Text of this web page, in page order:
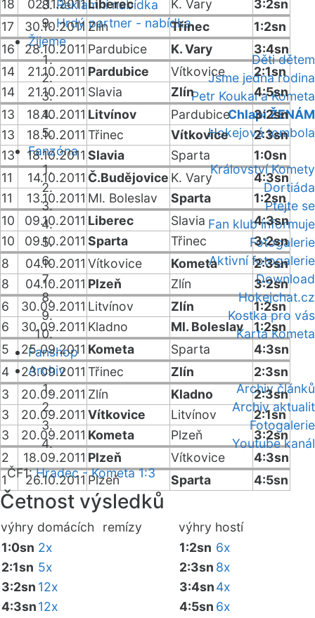
Reklamní nabídka
Hrdý partner - nabídka
Žijeme
Děti dětem
Jsme jedna rodina
Petr Koukal a Kometa
Chlapi ŽENÁM
Hokejová tombola
Fanzóna
Království Komety
Dortiáda
Ptejte se
Fan klub informuje
Fotogalerie
Aktivní fotogalerie
Download
Hokejchat.cz
Kostka pro vás
Karta Kometa
Fanshop
Archiv
Archiv článků
Archiv aktualit
Fotogalerie
Youtube kanál
ČF1:Hradec - Kometa 1:3
18
02.11.2011Liberec K. Vary
3:2sn
17
30.10.2011 Zlín Třinec
1:2sn
16
28.10.2011 Pardubice K. Vary
3:4sn
14
21.10.2011 Pardubice Vítkovice
2:1sn
14
21.10.2011 Slavia Zlín
4:5sn
13
18.10.2011 Litvínov Pardubice
3:2sn
13
18.10.2011 Třinec Vítkovice
2:3sn
13
18.10.2011 Slavia Sparta
1:0sn
11
14.10.2011 Č.Budějovice K. Vary
4:3sn
11
13.10.2011 Ml. Boleslav Sparta
1:2sn
10
09.10.2011 Liberec Slavia
4:3sn
10
09.10.2011 Sparta Třinec
3:2sn
8
04.10.2011 Vítkovice Kometa
2:3sn
8
04.10.2011 Plzeň Zlín
3:2sn
6
30.09.2011 Litvínov Zlín
1:2sn
6
30.09.2011 Kladno Ml. Boleslav
1:2sn
5
25.09.2011 Kometa Sparta
4:3sn
4
23.09.2011 Třinec Zlín
2:3sn
3
20.09.2011 Zlín Kladno
2:3sn
3
20.09.2011 Vítkovice Litvínov
2:1sn
3
20.09.2011 Kometa Plzeň
3:2sn
2
18.09.2011 Plzeň Vítkovice
4:3sn
1
26.10.2011 Plzeň Sparta 4:5sn
Četnost výsledků
výhry domácích remízy výhry hostí
1:0sn 2x
2:1sn 5x
3:2sn 12x
4:3sn12x
1:2sn 6x
2:3sn 8x
3:4sn4x
4:5sn 6x